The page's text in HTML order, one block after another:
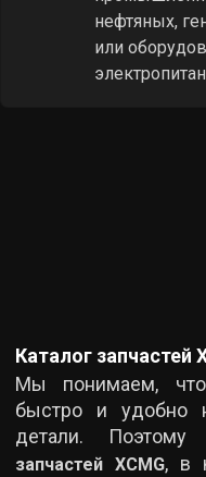
Каталог запчастей
Мы понимаем,
быстро и удобно
детали.
запчастей XCMG, в